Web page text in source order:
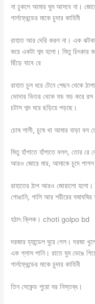
না ঢুকলে আমার ঘুম আসবে না।
গার্লফ্রেন্ডের মাকে চুদার কাহিনী
রাহাত আর দেরি করল না। এক
করে একটা শব্দ হলো। মিতু
ছিঁড়ে যাবে রে
রাহাত চুল ধরে টেনে পেছন থেকে
ভোদার ভিতর থেকে ফচ ফচ করে রস
চটাস শব্দ ঘরে ছড়িয়ে পড়ছে।
চোষ শালী, চুষে খা আমার বাড়া বল
মিতু হাঁপাতে হাঁপাতে বলল, তোর রে
আরও জোরে মার, আমাকে চুদে পাগল
রাহাতের ঠাপ আরও জোরালো হলো।
গোঙানি, গালি আর শরীরের ঘষাঘষির
হঠাৎ ক্লিক। choti golpo bd
দরজার হ্যান্ডেল ঘুরে গেল। দরজা
এক গ্লাস পানি। রাতে ঘুম ভেঙে
গার্লফ্রেন্ডের মাকে চুদার কাহিনী
তিন সেকেন্ড পুরো ঘর নিস্তব্ধ।